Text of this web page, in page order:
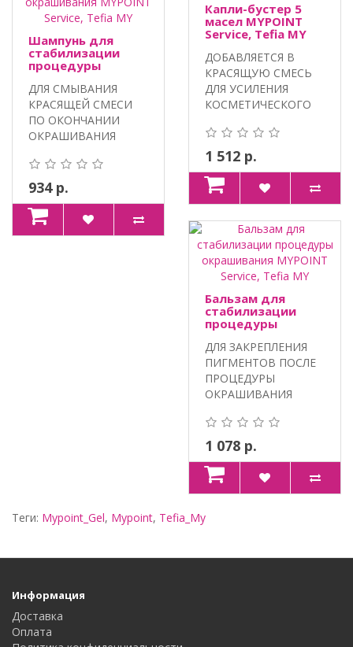
Шампунь для
стабилизации
процедуры
MYPOINT Service,
Tefia MY
ДЛЯ СМЫВАНИЯ
КРАСЯЩЕЙ СМЕСИ
ПО ОКОНЧАНИИ
ОКРАШИВАНИЯ
ИНТЕГРИРОВАННЫЙ
КОМ..
934 р.
Капли-бустер 5
масел MYPOINT
Service, Tefia MY
ДОБАВЛЯЕТСЯ В
КРАСЯЩУЮ СМЕСЬ
ДЛЯ УСИЛЕНИЯ
КОСМЕТИЧЕСКОГО
ОРАШИВАНИЯ. МА..
1 512 р.
Бальзам для
стабилизации
процедуры
MYPOINT Service,
Tefia MY
ДЛЯ ЗАКРЕПЛЕНИЯ
ПИГМЕНТОВ ПОСЛЕ
ПРОЦЕДУРЫ
ОКРАШИВАНИЯ
ИНТЕГРИРОВАННЫЙ
КО..
1 078 р.
Теги: Mypoint_Gel, Mypoint, Tefia_My
Информация
Доставка
Оплата